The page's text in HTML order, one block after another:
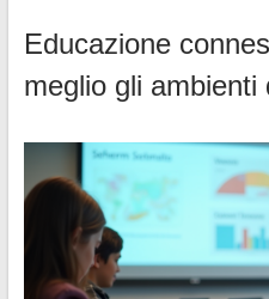
Educazione
meglio gli ambienti